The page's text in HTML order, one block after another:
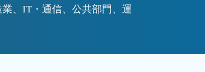
、IT・通信、公共部門、運